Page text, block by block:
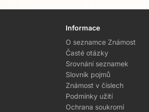
Informace
O seznamce Známost
Časté otázky
Srovnání seznamek
Slovník pojmů
Známost v číslech
Podmínky užití
Ochrana soukromí